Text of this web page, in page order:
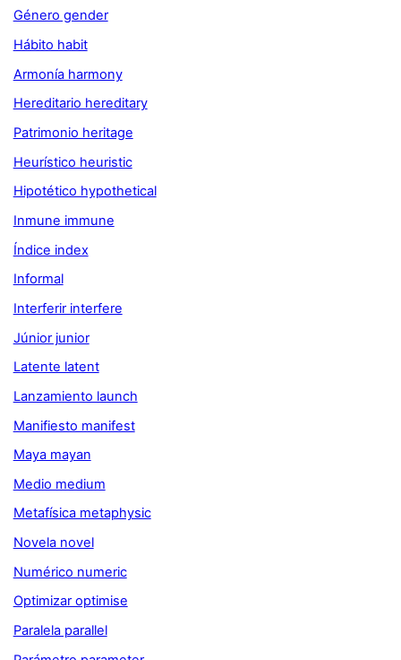
Género gender
Hábito habit
Armonía harmony
Hereditario hereditary
Patrimonio heritage
Heurístico heuristic
Hipotético hypothetical
Inmune immune
Índice index
Informal
Interferir interfere
Júnior junior
Latente latent
Lanzamiento launch
Manifiesto manifest
Maya mayan
Medio medium
Metafísica metaphysic
Novela novel
Numérico numeric
Optimizar optimise
Paralela parallel